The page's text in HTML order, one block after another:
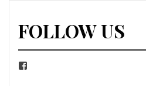
FOLLOW US
Facebook